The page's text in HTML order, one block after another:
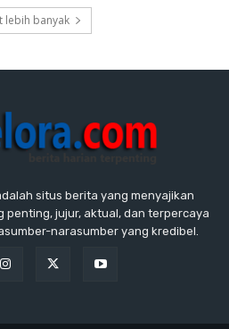
lebih banyak
situs berita yang menyajikan
penting, jujur, aktual, dan terpercaya
narasumber yang kredibel.